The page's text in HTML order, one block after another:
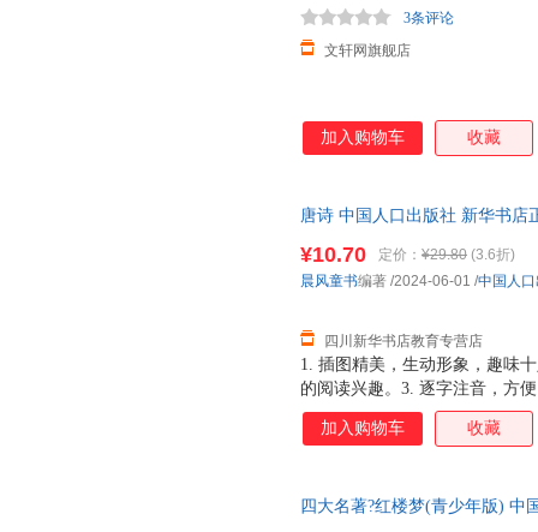
文轩网旗舰店
3条评论
加入购物车 收藏
唐诗 中国人口出版社 新华书店
1. 插图精美，生动形象，趣味
的阅读兴趣。3. 逐字注音，方
习兴趣。 5. 优良纸张，印刷清
¥10.70 定价： ¥29.80 (3.6折)
四川新华书店教育专营店
晨风童书编著 /2024-06-01 /中国人
加入购物车 收藏
四大名著?红楼梦(青少年版) 中